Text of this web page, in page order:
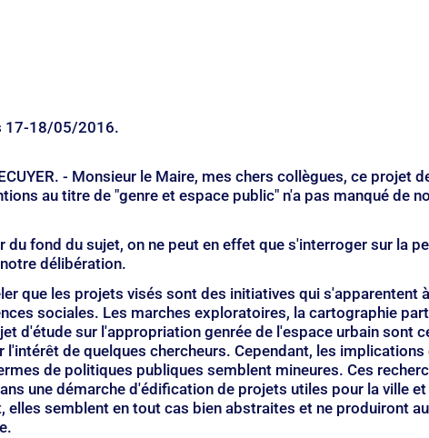
17-18/05/2016.
- Monsieur le Maire, mes chers collègues, ce projet
au titre de "genre et espace public" n'a pas manqué de
du fond du sujet, on ne peut en effet que s'interroger sur la
délibération.
que les projets visés sont des initiatives qui s'apparentent
sociales. Les marches exploratoires, la cartographie
d'étude sur l'appropriation genrée de l'espace urbain sont
l'intérêt de quelques chercheurs. Cependant, les implications
de politiques publiques semblent mineures. Ces
une démarche d'édification de projets utiles pour la ville et
elles semblent en tout cas bien abstraites et ne produiront